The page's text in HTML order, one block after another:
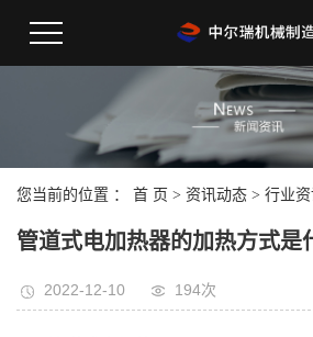
您当前的位置 ： 首 页 > 资讯动态 > 行业
管道式电加热器的加热方式是
2022-12-10 194次